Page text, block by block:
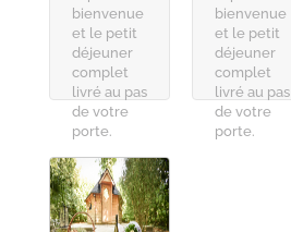
bienvenue
et le petit
déjeuner
complet
livré au pas
de votre
porte.
bienvenue
et le petit
déjeuner
complet
livré au pas
de votre
porte.